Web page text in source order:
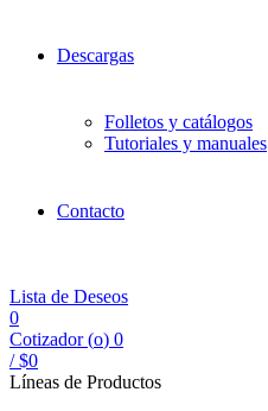
Descargas
Folletos y catálogos
Tutoriales y manuales
Contacto
Lista de Deseos
0
Cotizador (o) 0
/ $0
Líneas de Productos